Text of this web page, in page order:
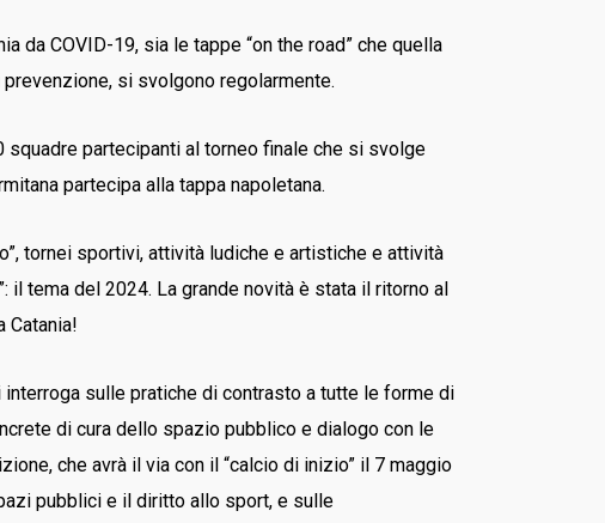
da COVID-19, sia le tappe “on the road” che quella
si svolgono regolarmente.
partecipanti al torneo finale che si svolge
partecipa alla tappa napoletana.
tornei sportivi, attività ludiche e artistiche e attività
il tema del 2024. La grande novità è stata il ritorno al
Catania!
sulle pratiche di contrasto a tutte le forme di
di cura dello spazio pubblico e dialogo con le
che avrà il via con il “calcio di inizio” il 7 maggio
pubblici e il diritto allo sport, e sulle